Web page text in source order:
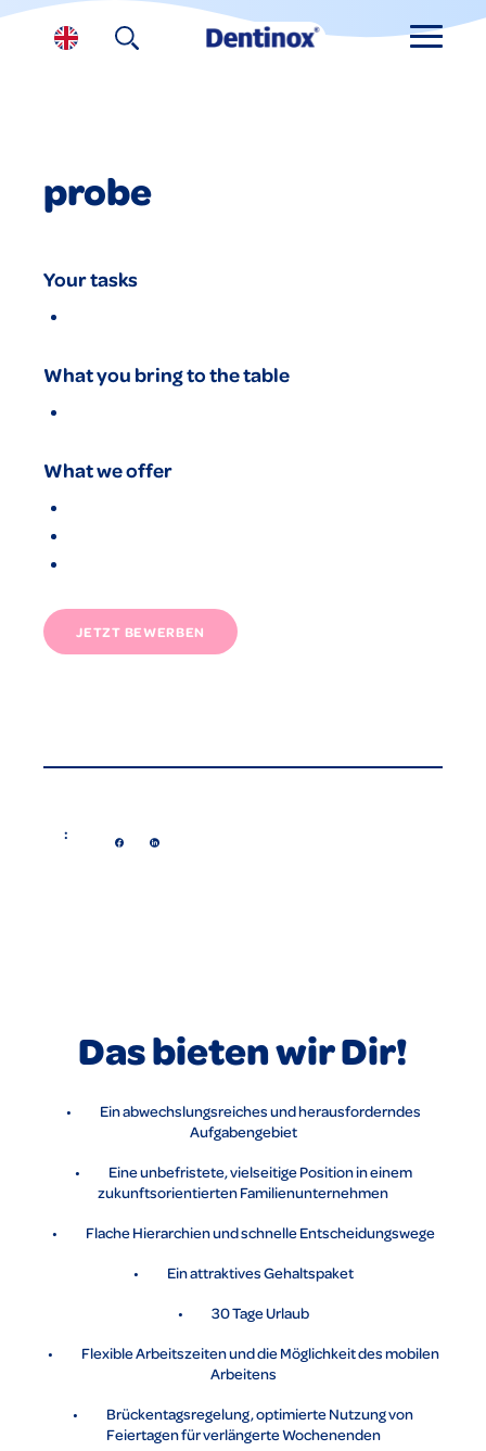
probe
Your tasks
What you bring to the table
What we offer
JETZT BEWERBEN
:
Das bieten wir Dir!
• Ein abwechslungsreiches und herausforderndes
Aufgabengebiet
• Eine unbefristete, vielseitige Position in einem
zukunftsorientierten Familienunternehmen
• Flache Hierarchien und schnelle Entscheidungswege
• Ein attraktives Gehaltspaket
• 30 Tage Urlaub
• Flexible Arbeitszeiten und die Möglichkeit des mobilen
Arbeitens
• Brückentagsregelung, optimierte Nutzung von
Feiertagen für verlängerte Wochenenden